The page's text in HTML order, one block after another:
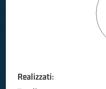
Realizzati: